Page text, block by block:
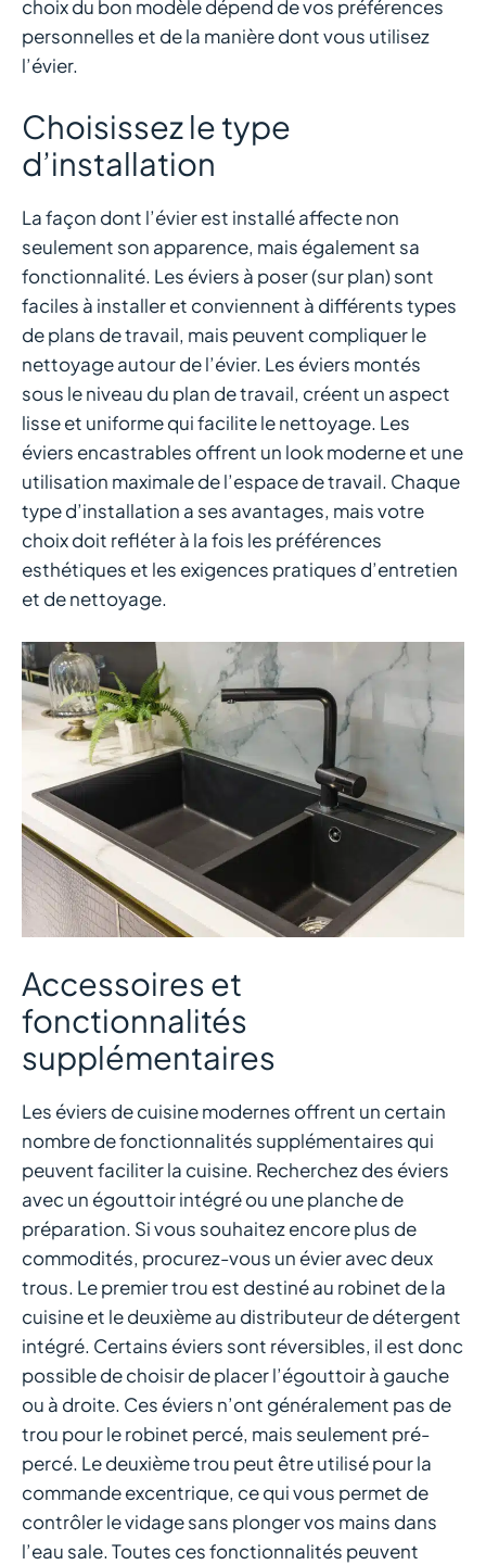
choix du bon modèle dépend de vos préférences
personnelles et de la manière dont vous utilisez
l’évier.
Choisissez le type
d’installation
La façon dont l’évier est installé affecte non
seulement son apparence, mais également sa
fonctionnalité. Les éviers à poser (sur plan) sont
faciles à installer et conviennent à différents types
de plans de travail, mais peuvent compliquer le
nettoyage autour de l’évier. Les éviers montés
sous le niveau du plan de travail, créent un aspect
lisse et uniforme qui facilite le nettoyage. Les
éviers encastrables offrent un look moderne et une
utilisation maximale de l’espace de travail. Chaque
type d’installation a ses avantages, mais votre
choix doit refléter à la fois les préférences
esthétiques et les exigences pratiques d’entretien
et de nettoyage.
Accessoires et
fonctionnalités
supplémentaires
Les éviers de cuisine modernes offrent un certain
nombre de fonctionnalités supplémentaires qui
peuvent faciliter la cuisine. Recherchez des éviers
avec un égouttoir intégré ou une planche de
préparation. Si vous souhaitez encore plus de
commodités, procurez-vous un évier avec deux
trous. Le premier trou est destiné au robinet de la
cuisine et le deuxième au distributeur de détergent
intégré. Certains éviers sont réversibles, il est donc
possible de choisir de placer l’égouttoir à gauche
ou à droite. Ces éviers n’ont généralement pas de
trou pour le robinet percé, mais seulement pré-
percé. Le deuxième trou peut être utilisé pour la
commande excentrique, ce qui vous permet de
contrôler le vidage sans plonger vos mains dans
l’eau sale. Toutes ces fonctionnalités peuvent